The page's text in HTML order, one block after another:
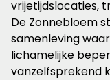
vrijetijdslocaties,
De Zonnebloem
samenleving
lichamelijke
vanzelfsprekend